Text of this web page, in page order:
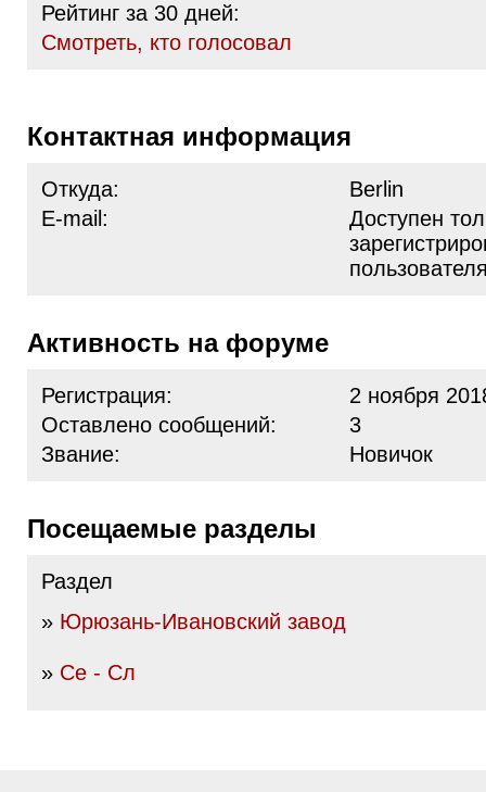
Рейтинг за 30 дней:
Cмотреть, кто голосовал
Контактная информация
Откуда:
Berlin
E-mail:
Доступен
Активность на форуме
Регистрация:
2 ноября
Оставлено сообщений:
3
Звание:
Новичок
Посещаемые разделы
Раздел
» Юрюзань-Ивановский завод
» Се - Сл